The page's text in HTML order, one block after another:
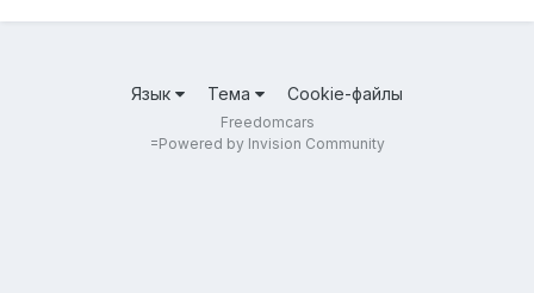
Язык Тема Cookie-файлы
Freedomcars
=Powered by Invision Community